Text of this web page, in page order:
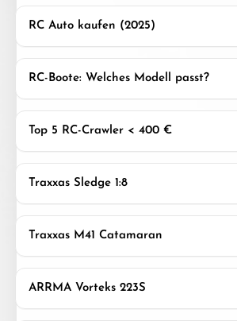
RC Auto kaufen (2025)
RC-Boote: Welches Modell passt?
Top 5 RC-Crawler < 400 €
Traxxas Sledge 1:8
Traxxas M41 Catamaran
ARRMA Vorteks 223S